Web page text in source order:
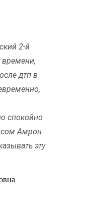
2-й
времени,
дтп в
спокойно
Амрон
эту